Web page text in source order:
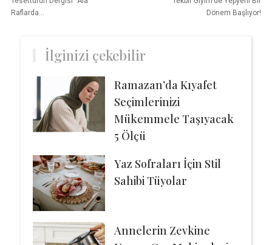
Raflarda…
Dönem Başlıyor!
İlginizi çekebilir
Ramazan’da Kıyafet
Seçimlerinizi
Mükemmele Taşıyacak
5 Ölçü
Yaz Sofraları İçin Stil
Sahibi Tüyolar
Annelerin Zevkine